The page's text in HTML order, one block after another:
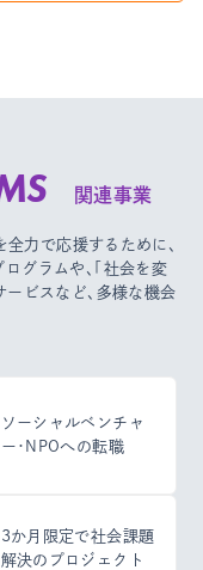
関連事業
力で応援するために、
グラムや、
「社会を変
ービスなど、多様な機会
ソーシャルベンチャ
ー・NPOへの転職
3か月限定で社会課題
解決のプロジェクト